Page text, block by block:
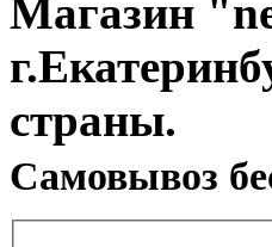
Магазин
страны.
Cамовывоз